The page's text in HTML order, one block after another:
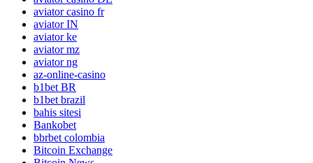
aviator casino fr
aviator IN
aviator ke
aviator mz
aviator ng
az-online-casino
b1bet BR
b1bet brazil
bahis sitesi
Bankobet
bbrbet colombia
Bitcoin Exchange